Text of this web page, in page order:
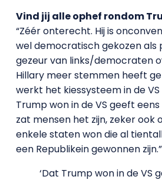
Vind jij alle ophef rondom
“Zéér onterecht. Hij is
wel democratisch gekozen als
gezeur van links/democraten
Hillary meer stemmen heeft
werkt het kiessysteem in de
Trump won in de VS geeft
zat mensen het zijn, zeker ook
enkele staten won die al
een Republikein gewonnen zijn.”
‘Dat Trump won in de VS